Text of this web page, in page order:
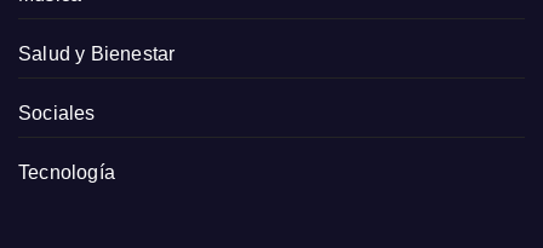
Salud y Bienestar
Sociales
Tecnología